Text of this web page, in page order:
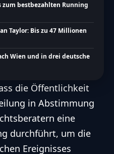
zum bestbezahlten Running
Taylor: Bis zu 47 Millionen
Wien und in drei deutsche
die Öffentlichkeit
in Abstimmung
eine
durchführt, um die
Ereignisses